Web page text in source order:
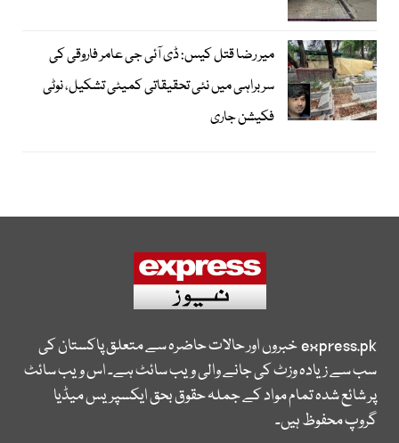
میر رضا قتل کیس: ڈی آئی جی عامر فاروقی کی
سربراہی میں نئی تحقیقاتی کمیٹی تشکیل، نوٹی
فکیشن جاری
express.pkخبروں اور حالات حاضرہ سے متعلق پاکستان کی
سب سے زیادہ وزٹ کی جانے والی ویب سائٹ ہے۔ اس ویب سائٹ
پر شائع شدہ تمام مواد کے جملہ حقوق بحق ایکسپریس میڈیا
گروپ محفوظ ہیں۔